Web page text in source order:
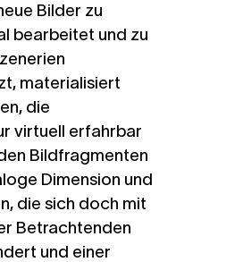
Bilder zu
bearbeitet und zu
materialisiert
die
virtuell erfahrbar
Bildfragmenten
Dimension und
die sich doch mit
Betrachtenden
und einer